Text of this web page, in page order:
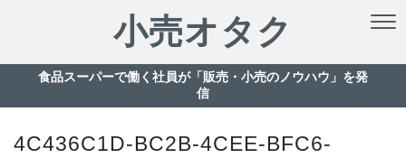
小売オタク
食品スーパーで働く社員が「販売・小売のノウハウ」を発
信
4C436C1D-BC2B-4CEE-BFC6-